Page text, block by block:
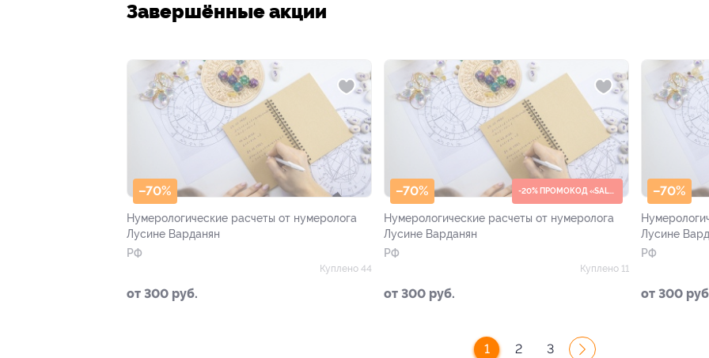
Завершённые акции
–70%
Нумерологические расчеты от нумеролога
Лусине Варданян
РФ
от 300 руб.
Куплено 44
–70% -20% ПРОМОКОД «SALE20»
Нумерологические расчеты от нумеролога
Лусине Варданян
РФ
от 300 руб.
Куплено 11
–70%
Лусине
РФ
от 300
1 2 3